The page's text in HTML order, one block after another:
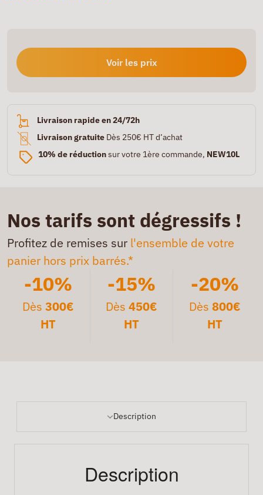
Voir les prix
Livraison rapide en 24/72h
Livraison gratuite Dès 250€ HT d’achat
10% de réductionsur votre 1ère commande, NEW10L
Nos tarifs sont dégressifs !
Profitez de remises sur l'ensemble de votre
panier hors prix barrés.*
-10%
Dès300€
HT
-15%
Dès 450€
HT
-20%
Dès 800€
HT
Description
Description